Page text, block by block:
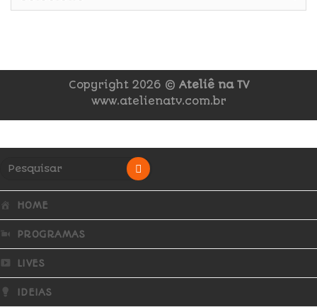
Copyright 2026 © Ateliê na TV
www.atelienatv.com.br
HOME
PROGRAMAS
LIVES
IDEIAS